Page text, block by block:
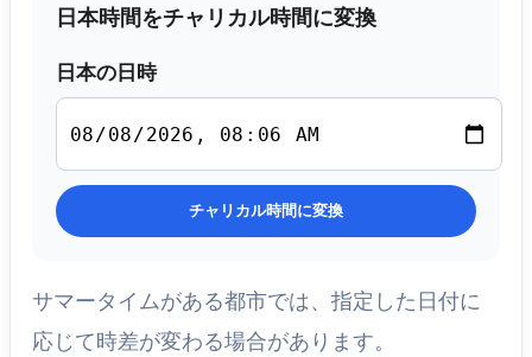
日本時間をチャリカル時間に変換
日本の日時
チャリカル時間に変換
サマータイムがある都市では、指定した日付に
応じて時差が変わる場合があります。